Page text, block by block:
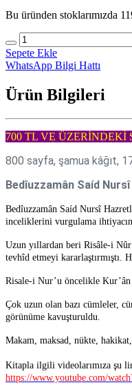
Bu üründen stoklarımızda
Sepete Ekle
WhatsApp Bilgi Hattı
Ürün Bilgileri
700 TL VE ÜZERİNDEKİ
800 sayfa, şamua kâğıt,
Bedîuzzamân Saíd Nursî
Bedîuzzamân Saíd Nursî
inceliklerini vurgulama
Uzun yıllardan beri Risâle-i
tevhîd etmeyi kararlaştırmıştı.
Risale-i Nur’u öncelikle
Çok uzun olan bazı cümleler,
görünüme kavuşturuldu.
Makam, maksad, nükte,
Kitapla ilgili videolarımıza şu
https://www.youtube.com/